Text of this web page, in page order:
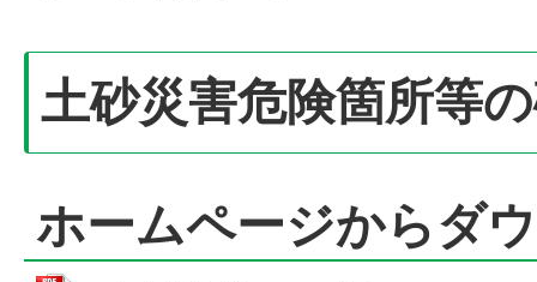
土砂災害危険箇所等
ホームページからダ